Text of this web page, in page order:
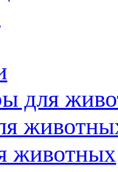
для
животных